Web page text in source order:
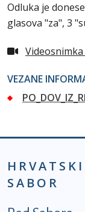
Odluka je
glasova "za", 3
VEZANE
HRVATSKI
SABOR